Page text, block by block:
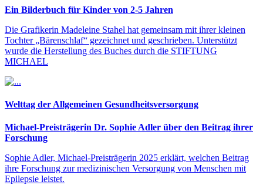
Ein Bilderbuch für Kinder von 2-5 Jahren
Die Grafikerin Madeleine Stahel hat gemeinsam mit ihrer kleinen
Tochter „Bärenschlaf“ gezeichnet und geschrieben. Unterstützt
wurde die Herstellung des Buches durch die STIFTUNG
MICHAEL
Welttag der Allgemeinen Gesundheitsversorgung
Michael-Preisträgerin Dr. Sophie Adler über den Beitrag ihrer
Forschung
Sophie Adler, Michael-Preisträgerin 2025 erklärt, welchen Beitrag
ihre Forschung zur medizinischen Versorgung von Menschen mit
Epilepsie leistet.